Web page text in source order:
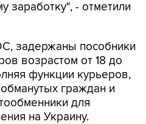
задержаны пособники
функции курьеров,
граждан и
для
на Украину.
для